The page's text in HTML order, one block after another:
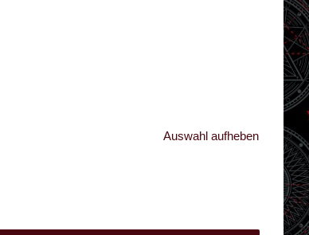
Auswahl aufheben